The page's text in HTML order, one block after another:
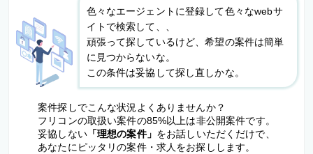
色々なエージェントに登録して色々なwebサ
イトで検索して、、
頑張って探しているけど、希望の案件は簡単
に見つからないな。
この条件は妥協して探し直しかな。
案件探しでこんな状況よくありませんか？
フリコンの取扱い案件の85%以上は非公開案件です。
妥協しない「理想の案件」 をお話しいただくだけで、
あなたにピッタリの案件・求人をお探しします。